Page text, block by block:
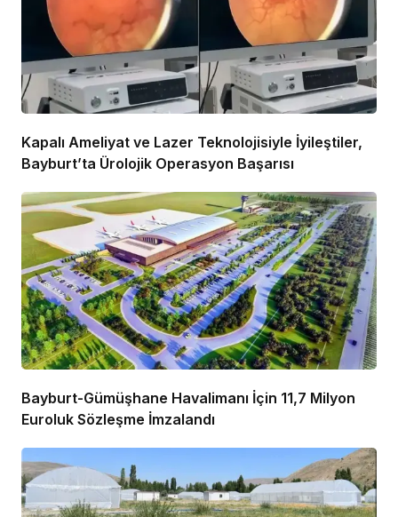
Kapalı Ameliyat ve Lazer Teknolojisiyle İyileştiler,
Bayburt’ta Ürolojik Operasyon Başarısı
Bayburt-Gümüşhane Havalimanı İçin 11,7 Milyon
Euroluk Sözleşme İmzalandı